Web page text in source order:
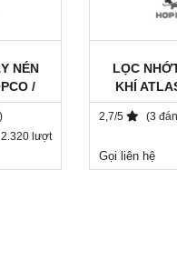
NÉN
/
2.320 lượt
LỌC
KHÍ
2,7/5
(3
Gọi liên hệ